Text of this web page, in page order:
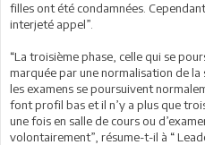
filles ont été condamnées.
interjeté appel”.
“La troisième phase, celle qui se
marquée par une normalisation de la
les examens se poursuivent
font profil bas et il n’y a plus que
une fois en salle de cours ou
volontairement”, résume-t-il à “